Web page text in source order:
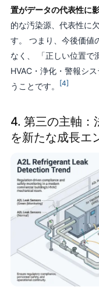
置がデータの代表性に
的な汚染源、代表性に
す。 つまり、今後価値
なく、 「正しい位置で
HVAC・浄化・警報シ
うことです。
[4]
4. 第三の主軸：
を新たな成長エ